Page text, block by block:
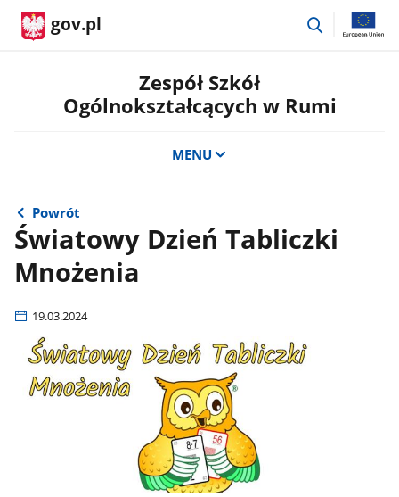
gov.pl
przejdź
Zespół Szkół
Ogólnokształcących w Rumi
MENU
Powrót
Światowy Dzień Tabliczki
Mnożenia
19.03.2024